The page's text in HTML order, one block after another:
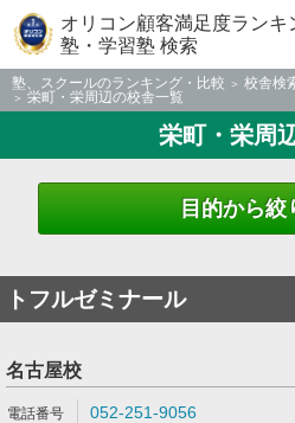
オリコン顧客満足度ランキ
塾・学習塾 検索
塾、スクールのランキング・比較 校舎検
栄町・栄周辺の校舎一覧
栄町・栄周
目的から絞
トフルゼミナール
名古屋校
052-251-9056